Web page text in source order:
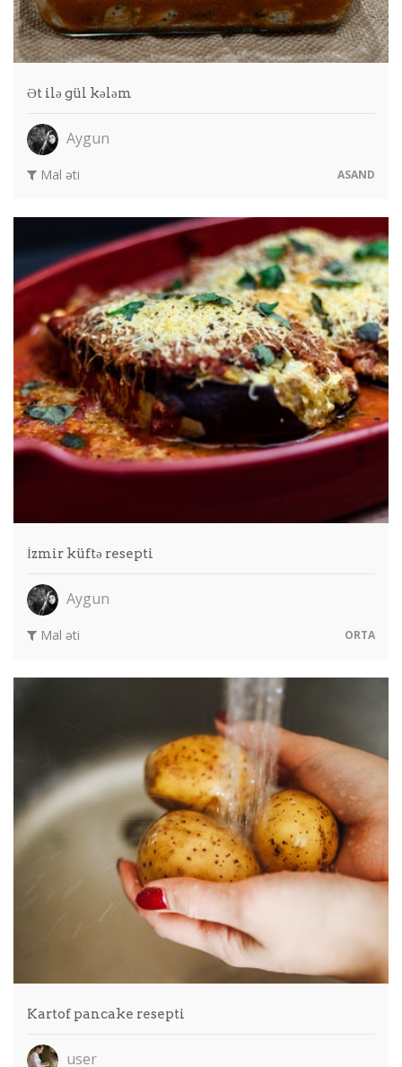
Ət ilə gül kələm
Aygun
Mal əti ASAND
İzmir küftə resepti
Aygun
Mal əti ORTA
Kartof pancake resepti
user